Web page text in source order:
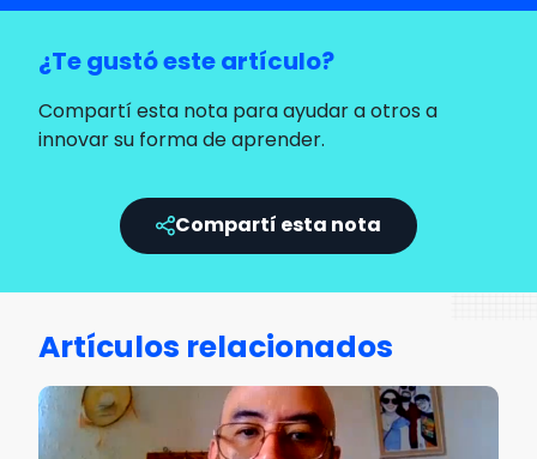
¿Te gustó este artículo?
Compartí esta nota para ayudar a otros a
innovar su forma de aprender.
Compartí esta nota
Artículos relacionados